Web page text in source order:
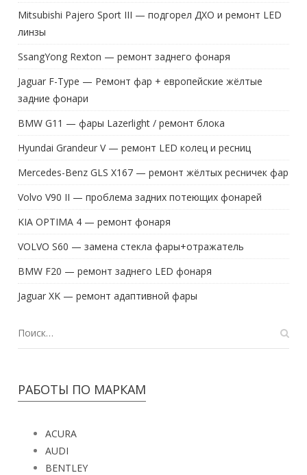
Mitsubishi Pajero Sport III — подгорел ДХО и ремонт LED
линзы
SsangYong Rexton — ремонт заднего фонаря
Jaguar F-Type — Ремонт фар + европейские жёлтые
задние фонари
BMW G11 — фары Lazerlight / ремонт блока
Hyundai Grandeur V — ремонт LED колец и ресниц
Mercedes-Benz GLS X167 — ремонт жёлтых ресничек фар
Volvo V90 II — проблема задних потеющих фонарей
KIA OPTIMA 4 — ремонт фонаря
VOLVO S60 — замена стекла фары+отражатель
BMW F20 — ремонт заднего LED фонаря
Jaguar XK — ремонт адаптивной фары
РАБОТЫ ПО МАРКАМ
ACURA
AUDI
BENTLEY